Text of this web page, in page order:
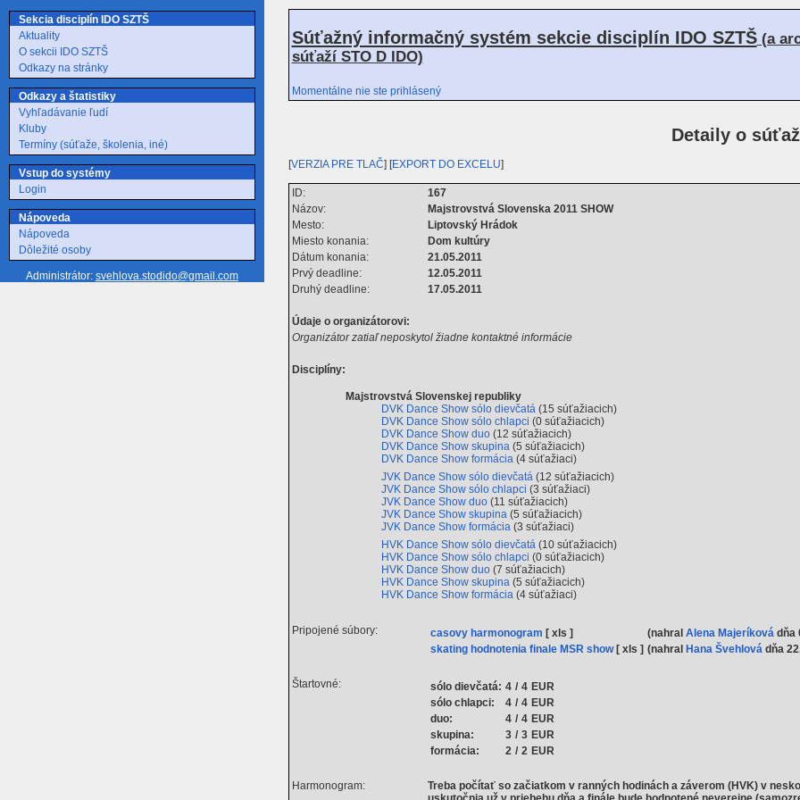
Sekcia disciplín IDO SZTŠ
Aktuality
O sekcii IDO SZTŠ
Odkazy na stránky
Odkazy a štatistiky
Vyhľadávanie ľudí
Kluby
Termíny (súťaže, školenia, iné)
Vstup do systémy
Login
Nápoveda
Nápoveda
Dôležité osoby
Administrátor: svehlova.stodido@gmail.com
Súťažný informačný systém sekcie disciplín IDO SZTŠ(a
súťaží STO D IDO)
Momentálne nie ste prihlásený
Detaily o
[VERZIA PRE TLAČ] [EXPORT DO EXCELU]
ID:
167
Názov:
Majstrovstvá Slovenska 2011 SHOW
Mesto:
Liptovský Hrádok
Miesto konania:
Dom kultúry
Dátum konania:
21.05.2011
Prvý deadline:
12.05.2011
Druhý deadline:
17.05.2011
Údaje o organizátorovi:
Organizátor zatiaľ neposkytol žiadne kontaktné informácie
Disciplíny:
Majstrovstvá Slovenskej republiky
DVK Dance Show sólo dievčatá (15 súťažiacich)
DVK Dance Show sólo chlapci (0 súťažiacich)
DVK Dance Show duo (12 súťažiacich)
DVK Dance Show skupina (5 súťažiacich)
DVK Dance Show formácia (4 súťažiaci)
JVK Dance Show sólo dievčatá (12 súťažiacich)
JVK Dance Show sólo chlapci (3 súťažiaci)
JVK Dance Show duo (11 súťažiacich)
JVK Dance Show skupina (5 súťažiacich)
JVK Dance Show formácia (3 súťažiaci)
HVK Dance Show sólo dievčatá (10 súťažiacich)
HVK Dance Show sólo chlapci (0 súťažiacich)
HVK Dance Show duo (7 súťažiacich)
HVK Dance Show skupina (5 súťažiacich)
HVK Dance Show formácia (4 súťažiaci)
Pripojené súbory: casovy harmonogram [ xls ] (nahral Alena Majeríková dňa
skating hodnotenia finale MSR show[ xls ] (nahral Hana Švehlová dňa
Štartovné: sólo dievčatá: 4 / 4 EUR
sólo chlapci:
4 / 4 EUR
duo:
4 / 4 EUR
skupina:
3 / 3 EUR
formácia:
2 / 2 EUR
Harmonogram:
Treba počítať so začiatkom v ranných hodinách a záverom (HVK) v